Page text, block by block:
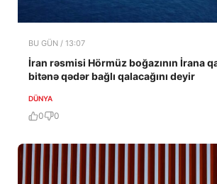
BU GÜN / 13:07
İran rəsmisi Hörmüz boğazının İrana
bitənə qədər bağlı qalacağını deyir
DÜNYA
0 0